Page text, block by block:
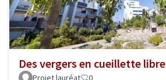
Des vergers en cueillette libre
Projet lauréat 0